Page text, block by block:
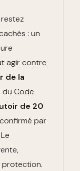
: un
agir contre
de la
du Code
de 20
par
protection.